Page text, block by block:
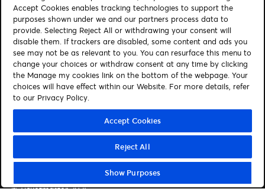
Suchen
Cookie-Einwilligungstool
Autor*innen
Kontakt
Impressum
Folge uns:
Visit Facebook (opens in a new window)
Visit Twitter (opens in a new window)
Visit Instagram (opens in a new window)
Visit Youtube (opens in a new window)
Visit Tiktok (opens in a new
© Ticketmaster 2026
Accept Cookies enables tracking technologies to support the
purposes shown under we and our partners process data to
provide. Selecting Reject All or withdrawing your consent will
disable them. If trackers are disabled, some content and ads you
see may not be as relevant to you. You can resurface this menu to
change your choices or withdraw consent at any time by clicking
the Manage my cookies link on the bottom of the webpage. Your
choices will have effect within our Website. For more details, refer
to our Privacy Policy.
Accept Cookies
Reject All
Show Purposes